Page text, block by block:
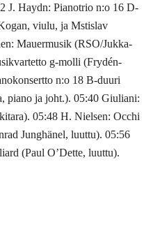
J. Haydn: Pianotrio n:o 16 D-
viulu, ja Mstislav
Mauermusik (RSO/Jukka-
g-molli (Frydén-
n:o 18 B-duuri
piano ja joht.). 05:40 Giuliani:
05:48 H. Nielsen: Occhi
Junghänel, luuttu). 05:56
(Paul O’Dette, luuttu).